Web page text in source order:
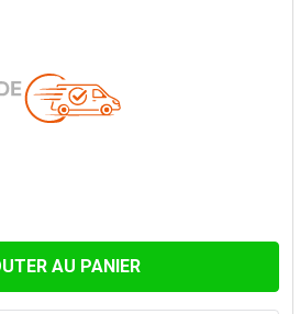
DE ELÉMENT 50CM GRIS Ø
LA QUANTITÉ DE ELÉMENT